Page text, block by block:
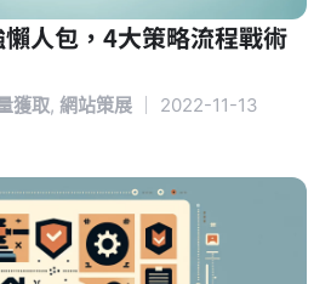
人包，4大策略流程戰術
獲取, 網站策展 2022-11-13